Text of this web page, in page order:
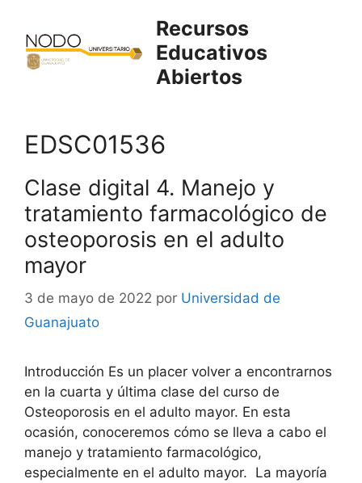
contenido
Recursos
Educativos
Abiertos
EDSC01536
Clase digital 4. Manejo y
tratamiento farmacológico de
osteoporosis en el adulto
mayor
3 de mayo de 2022 por Universidad de
Guanajuato
Introducción Es un placer volver a encontrarnos
en la cuarta y última clase del curso de
Osteoporosis en el adulto mayor. En esta
ocasión, conoceremos cómo se lleva a cabo el
manejo y tratamiento farmacológico,
especialmente en el adulto mayor. La mayoría